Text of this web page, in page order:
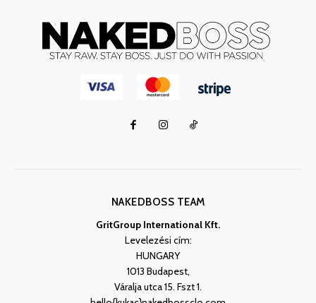
NAKEDBOSS TEAM
GritGroup International Kft.
Levelezési cím:
HUNGARY
1013 Budapest,
Váralja utca 15. Fszt 1.